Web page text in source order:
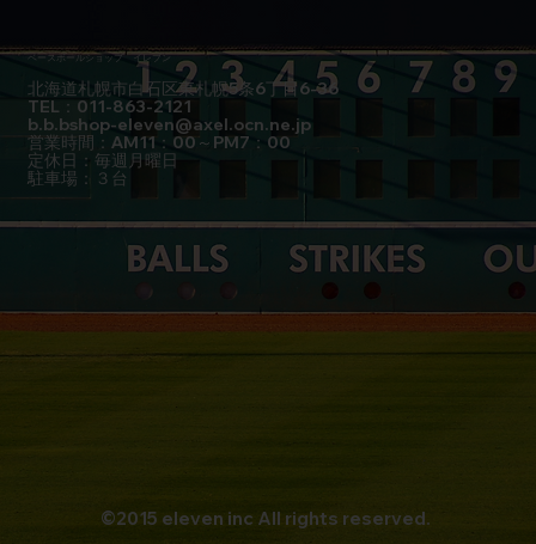
©2015 eleven inc All rights reserved.
ベースボールショップ イレブン
北海道札幌市白石区東札幌5条6丁目6-36
TEL：011-863-2121
b.b.bshop-eleven@axel.ocn.ne.jp
営業時間：AM11：00～PM7：00
定休日：毎週月曜日
駐車場：３台